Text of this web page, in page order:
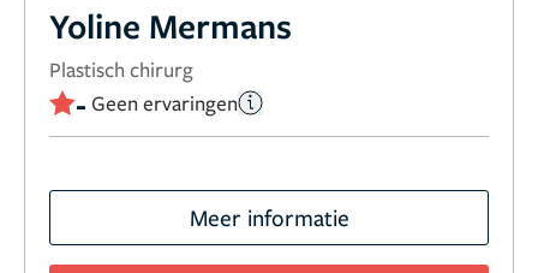
Yoline Mermans
Plastisch chirurg
- Geen ervaringen
Meer informatie